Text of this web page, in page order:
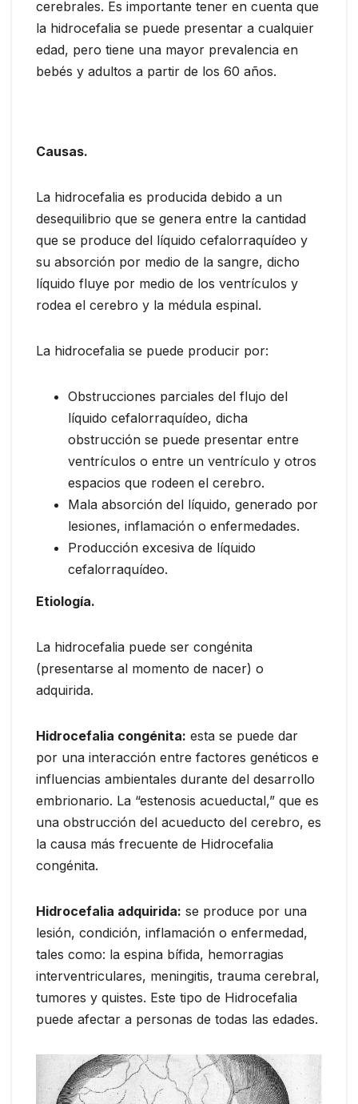
cerebrales. Es importante tener en cuenta que
la hidrocefalia se puede presentar a cualquier
edad, pero tiene una mayor prevalencia en
bebés y adultos a partir de los 60 años.
Causas.
La hidrocefalia es producida debido a un
desequilibrio que se genera entre la cantidad
que se produce del líquido cefalorraquídeo y
su absorción por medio de la sangre, dicho
líquido fluye por medio de los ventrículos y
rodea el cerebro y la médula espinal.
La hidrocefalia se puede producir por:
Obstrucciones parciales del flujo del
líquido cefalorraquídeo, dicha
obstrucción se puede presentar entre
ventrículos o entre un ventrículo y otros
espacios que rodeen el cerebro.
Mala absorción del líquido, generado por
lesiones, inflamación o enfermedades.
Producción excesiva de líquido
cefalorraquídeo.
Etiología.
La hidrocefalia puede ser congénita
(presentarse al momento de nacer) o
adquirida.
Hidrocefalia congénita: esta se puede dar
por una interacción entre factores genéticos e
influencias ambientales durante del desarrollo
embrionario. La “estenosis acueductal,” que es
una obstrucción del acueducto del cerebro, es
la causa más frecuente de Hidrocefalia
congénita.
Hidrocefalia adquirida: se produce por una
lesión, condición, inflamación o enfermedad,
tales como: la espina bífida, hemorragias
interventriculares, meningitis, trauma cerebral,
tumores y quistes. Este tipo de Hidrocefalia
puede afectar a personas de todas las edades.